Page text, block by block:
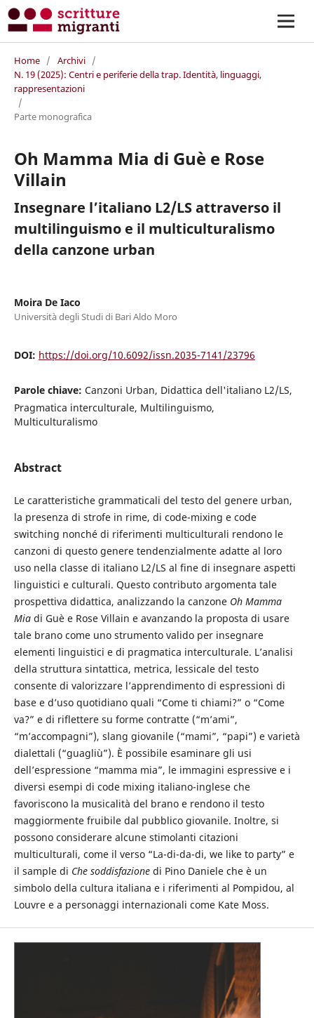
Home / Archivi /
N. 19 (2025): Centri e periferie della trap. Identità, linguaggi,
rappresentazioni
/
Parte monografica
Oh Mamma Mia di Guè e Rose
Villain
Insegnare l’italiano L2/LS attraverso il
multilinguismo e il multiculturalismo
della canzone urban
Moira De Iaco
Università degli Studi di Bari Aldo Moro
DOI: https://doi.org/10.6092/issn.2035-7141/23796
Parole chiave: Canzoni Urban, Didattica dell'italiano L2/LS,
Pragmatica interculturale, Multilinguismo,
Multiculturalismo
Abstract
Le caratteristiche grammaticali del testo del genere urban,
la presenza di strofe in rime, di code-mixing e code
switching nonché di riferimenti multiculturali rendono le
canzoni di questo genere tendenzialmente adatte al loro
uso nella classe di italiano L2/LS al fine di insegnare aspetti
linguistici e culturali. Questo contributo argomenta tale
prospettiva didattica, analizzando la canzone Oh Mamma
Miadi Guè e Rose Villain e avanzando la proposta di usare
tale brano come uno strumento valido per insegnare
elementi linguistici e di pragmatica interculturale. L’analisi
della struttura sintattica, metrica, lessicale del testo
consente di valorizzare l’apprendimento di espressioni di
base e d’uso quotidiano quali “Come ti chiami?” o “Come
va?” e di riflettere su forme contratte (“m’ami”,
“m’accompagni”), slang giovanile (“mami”, “papi”) e varietà
dialettali (“guagliù”). È possibile esaminare gli usi
dell’espressione “mamma mia”, le immagini espressive e i
diversi esempi di code mixing italiano-inglese che
favoriscono la musicalità del brano e rendono il testo
maggiormente fruibile dal pubblico giovanile. Inoltre, si
possono considerare alcune stimolanti citazioni
multiculturali, come il verso “La-di-da-di, we like to party” e
il sample di Che soddisfazionedi Pino Daniele che è un
simbolo della cultura italiana e i riferimenti al Pompidou, al
Louvre e a personaggi internazionali come Kate Moss.